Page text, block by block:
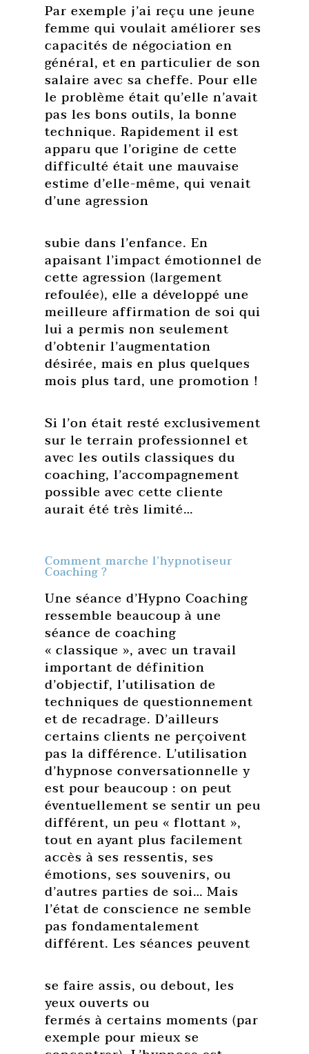
Par exemple j’ai reçu une jeune
femme qui voulait améliorer ses
capacités de négociation en
général, et en particulier de son
salaire avec sa cheffe. Pour elle
le problème était qu’elle n’avait
pas les bons outils, la bonne
technique. Rapidement il est
apparu que l’origine de cette
difficulté était une mauvaise
estime d’elle-même, qui venait
d’une agression
subie dans l’enfance. En
apaisant l’impact émotionnel de
cette agression (largement
refoulée), elle a développé une
meilleure affirmation de soi qui
lui a permis non seulement
d’obtenir l’augmentation
désirée, mais en plus quelques
mois plus tard, une promotion !
Si l’on était resté exclusivement
sur le terrain professionnel et
avec les outils classiques du
coaching, l’accompagnement
possible avec cette cliente
aurait été très limité…
Comment marche l’hypnotiseur
Coaching ?
Une séance d’Hypno Coaching
ressemble beaucoup à une
séance de coaching
« classique », avec un travail
important de définition
d’objectif, l’utilisation de
techniques de questionnement
et de recadrage. D’ailleurs
certains clients ne perçoivent
pas la différence. L’utilisation
d’hypnose conversationnelle y
est pour beaucoup : on peut
éventuellement se sentir un peu
différent, un peu « flottant »,
tout en ayant plus facilement
accès à ses ressentis, ses
émotions, ses souvenirs, ou
d’autres parties de soi… Mais
l’état de conscience ne semble
pas fondamentalement
différent. Les séances peuvent
se faire assis, ou debout, les
yeux ouverts ou
fermés à certains moments (par
exemple pour mieux se